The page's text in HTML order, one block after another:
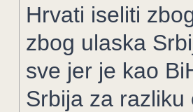
Hrvati iseliti
zbog ulaska
sve jer je kao
Srbija za